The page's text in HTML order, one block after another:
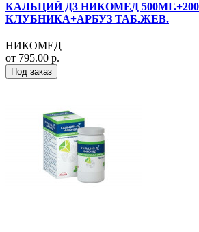
КАЛЬЦИЙ Д3 НИКОМЕД
КЛУБНИКА+АРБУЗ ТАБ.ЖЕВ.
НИКОМЕД
от 795.00 р.
Под заказ